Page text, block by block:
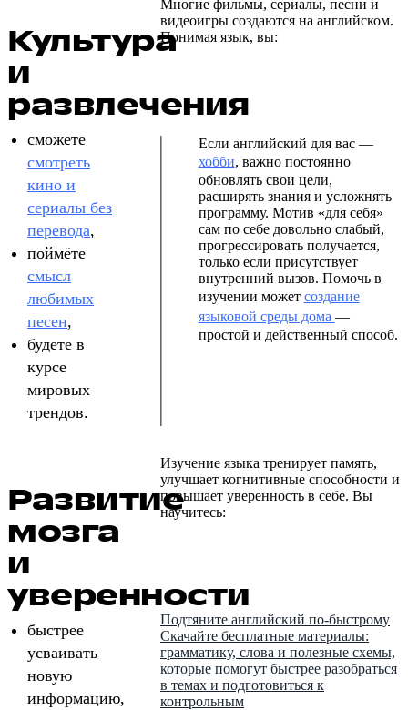
Культура
и
развлечения
Многие фильмы, сериалы, песни и
видеоигры создаются на английском.
Понимая язык, вы:
сможете
смотреть
кино и
сериалы без
перевода,
поймёте
смысл
любимых
песен,
будете в
курсе
мировых
трендов.
Если английский для вас —
хобби, важно постоянно
обновлять свои цели,
расширять знания и усложнять
программу. Мотив «для себя»
сам по себе довольно слабый,
прогрессировать получается,
только если присутствует
внутренний вызов. Помочь в
изучении может создание
языковой среды дома —
простой и действенный способ.
Развитие
мозга
и
уверенности
Изучение языка тренирует память,
улучшает когнитивные способности и
повышает уверенность в себе. Вы
научитесь:
быстрее
усваивать
новую
информацию,
Подтяните английский по-быстрому
Скачайте бесплатные материалы:
грамматику, слова и полезные схемы,
которые помогут быстрее разобраться
в темах и подготовиться к
контрольным